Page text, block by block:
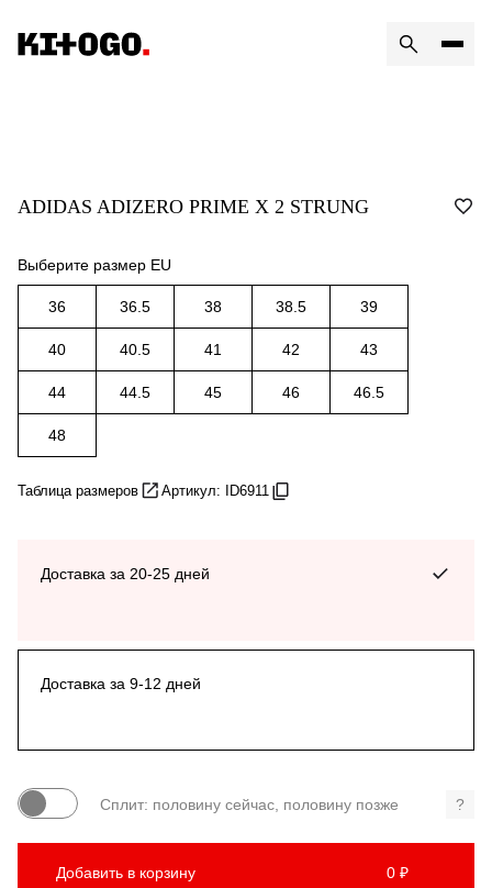
ADIDAS ADIZERO PRIME X 2 STRUNG
Выберите размер EU
36 36.5 38 38.5 39
40 40.5 41 42 43
44 44.5 45 46 46.5
48
Таблица размеров Артикул: ID6911
Доставка за 20-25 дней
Доставка за 9-12 дней
Сплит: половину сейчас, половину позже ?
Добавить в корзину 0 ₽